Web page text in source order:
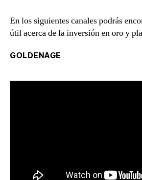
En los siguientes canales podrás
útil acerca de la inversión en oro y
GOLDENAGE